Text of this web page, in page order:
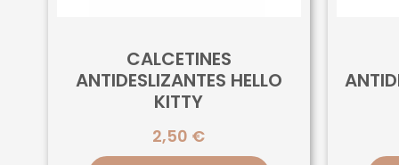
CALCETINES
ANTIDESLIZANTES HELLO
KITTY
2,50 €